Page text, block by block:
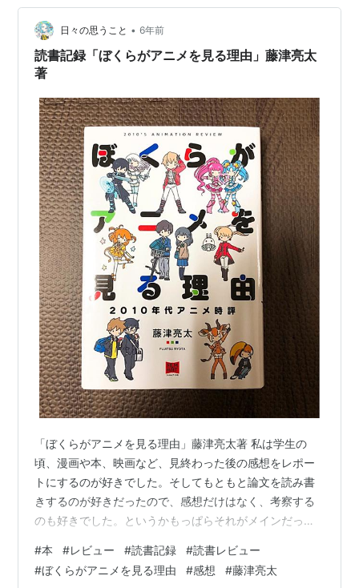
ンクより。 www.sbsgakuen.com藤津亮太氏の力作『ア
ニメと戦争』（日本評論社）は好評発売中。内容は下記
リンクを参照のこと。 www.nippyo.co.jp書…
日々の思うこと • 6年前
読書記録「ぼくらがアニメを見る理由」藤津亮太
著
「ぼくらがアニメを見る理由」藤津亮太著 私は学生の
頃、漫画や本、映画など、見終わった後の感想をレポー
トにするのが好きでした。そしてもともと論文を読み書
きするのが好きだったので、感想だけはなく、考察する
のも好きでした。というかもっぱらそれがメインだった
いった感情を与えるのかとか、自分なりに考えてるうち
に、ほかの作品と比較しだしたり…といったように、単
#本 #レビュー #読書記録 #読書レビュー
#ぼくらがアニメを見る理由 #感想 #藤津亮太